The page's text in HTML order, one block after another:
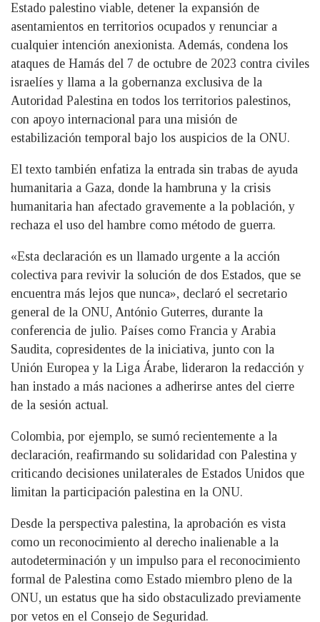
Estado palestino viable, detener la expansión de
asentamientos en territorios ocupados y renunciar a
cualquier intención anexionista. Además, condena los
ataques de Hamás del 7 de octubre de 2023 contra civiles
israelíes y llama a la gobernanza exclusiva de la
Autoridad Palestina en todos los territorios palestinos,
con apoyo internacional para una misión de
estabilización temporal bajo los auspicios de la ONU.
El texto también enfatiza la entrada sin trabas de ayuda
humanitaria a Gaza, donde la hambruna y la crisis
humanitaria han afectado gravemente a la población, y
rechaza el uso del hambre como método de guerra.
«Esta declaración es un llamado urgente a la acción
colectiva para revivir la solución de dos Estados, que se
encuentra más lejos que nunca», declaró el secretario
general de la ONU, António Guterres, durante la
conferencia de julio. Países como Francia y Arabia
Saudita, copresidentes de la iniciativa, junto con la
Unión Europea y la Liga Árabe, lideraron la redacción y
han instado a más naciones a adherirse antes del cierre
de la sesión actual.
Colombia, por ejemplo, se sumó recientemente a la
declaración, reafirmando su solidaridad con Palestina y
criticando decisiones unilaterales de Estados Unidos que
limitan la participación palestina en la ONU.
Desde la perspectiva palestina, la aprobación es vista
como un reconocimiento al derecho inalienable a la
autodeterminación y un impulso para el reconocimiento
formal de Palestina como Estado miembro pleno de la
ONU, un estatus que ha sido obstaculizado previamente
por vetos en el Consejo de Seguridad.